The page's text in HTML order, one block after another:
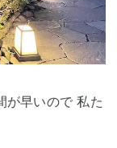
が早いので 私た